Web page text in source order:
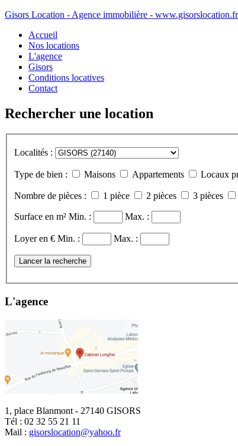
Gisors Location - Agence immobilière - www.gisorslocation.fr
Accueil
Nos locations
L'agence
Gisors
Conditions locatives
Contact
Rechercher une location
Localités :
Type de bien : Maisons Appartements Locaux
Nombre de pièces : 1 pièce 2 pièces 3 pièces
Surface en m² Min. : Max. :
Loyer en € Min. : Max. :
Lancer la recherche
L'agence
1, place Blanmont - 27140 GISORS
Tél : 02 32 55 21 11
Mail : gisorslocation@yahoo.fr